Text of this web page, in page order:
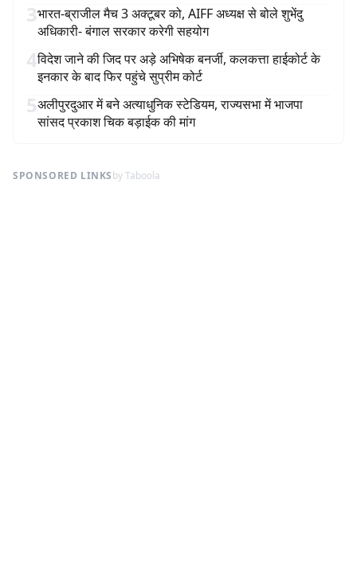
3भारत-ब्राजील मैच 3 अक्टूबर को, AIFF अध्यक्ष से बोले शुभेंदु
अधिकारी- बंगाल सरकार करेगी सहयोग
4विदेश जाने की जिद पर अड़े अभिषेक बनर्जी, कलकत्ता हाईकोर्ट के
इनकार के बाद फिर पहुंचे सुप्रीम कोर्ट
5अलीपुरदुआर में बने अत्याधुनिक स्टेडियम, राज्यसभा में भाजपा
सांसद प्रकाश चिक बड़ाईक की मांग
SPONSORED LINKSby Taboola